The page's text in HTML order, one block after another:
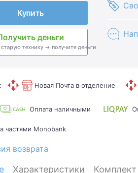
Купить
деньги
технику → получите деньги
Новая Почта в отделение
Оплата наличными
частями Monobank
возврата
Характеристики Комплект